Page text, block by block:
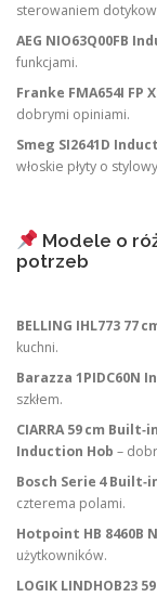
sterowaniem
AEG NIO63Q00FB
funkcjami.
Franke FMA654I FP
dobrymi opiniami.
Smeg SI2641D
włoskie płyty o
Modele o
potrzeb
BELLING IHL773 77
kuchni.
Barazza 1PIDC60N
szkłem.
CIARRA 59 cm
Induction Hob –
Bosch Serie 4
czterema polami.
Hotpoint HB 8460B
użytkowników.
LOGIK LINDHOB23